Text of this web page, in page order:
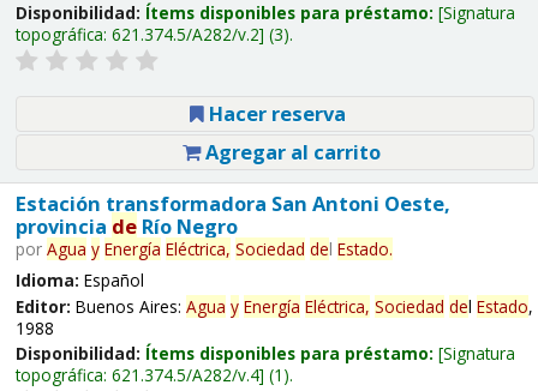
Disponibilidad: Ítems disponibles para préstamo: Signatura
topográfica: 621.374.5/A282/v.2 (3).
Hacer reserva
Agregar al carrito
Estación transformadora San Antoni Oeste,
provincia deRío Negro
por Agua y Energía Eléctrica, Sociedad del Estado.
Idioma: Español
Editor: Buenos Aires: Agua y Energía Eléctrica, Sociedad del Estado,
1988
Disponibilidad: Ítems disponibles para préstamo: Signatura
topográfica: 621.374.5/A282/v.4 (1).